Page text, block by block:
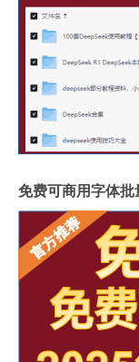
免费可商用字体批